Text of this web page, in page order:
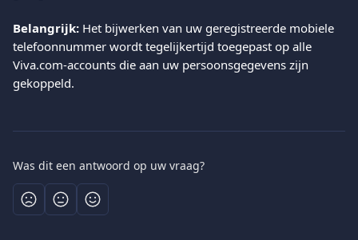
Belangrijk: Het bijwerken van uw geregistreerde mobiele
telefoonnummer wordt tegelijkertijd toegepast op alle
Viva.com-accounts die aan uw persoonsgegevens zijn
gekoppeld.
Was dit een antwoord op uw vraag?